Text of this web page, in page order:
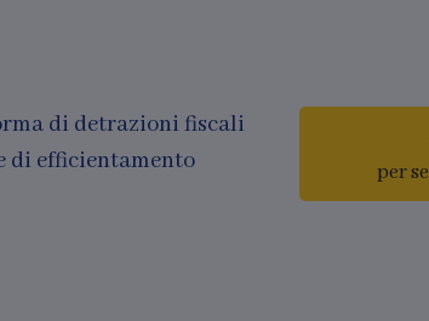
di detrazioni fiscali
di efficientamento
per